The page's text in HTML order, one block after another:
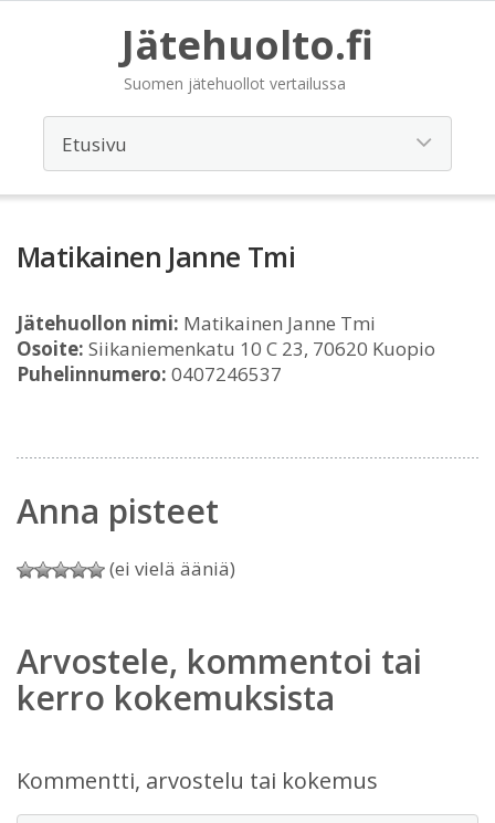
Jätehuolto.fi
Suomen jätehuollot vertailussa
Matikainen Janne Tmi
Jätehuollon nimi: Matikainen Janne Tmi
Osoite: Siikaniemenkatu 10 C 23, 70620 Kuopio
Puhelinnumero: 0407246537
Anna pisteet
(ei vielä ääniä)
Arvostele, kommentoi tai
kerro kokemuksista
Kommentti, arvostelu tai kokemus